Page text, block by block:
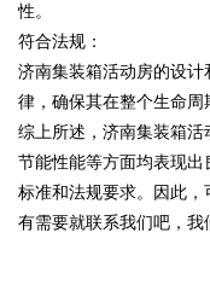
性。
符合法规：
济南集装箱活动房的设
律，确保其在整个生命周
综上所述，济南集装箱活
节能性能等方面均表现
标准和法规要求。因此，
有需要就联系我们吧，我